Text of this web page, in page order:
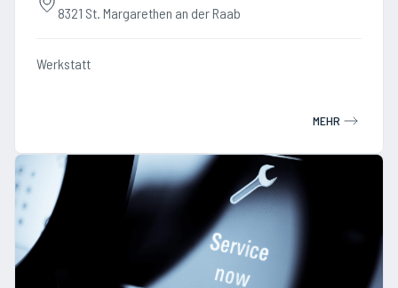
8321 St. Margarethen an der Raab
Werkstatt
MEHR